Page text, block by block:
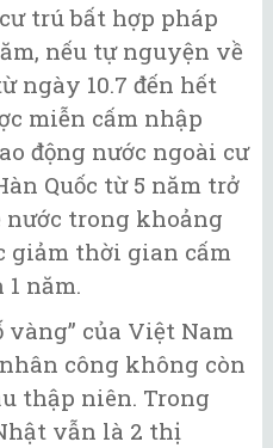
trú bất hợp pháp
nếu tự nguyện về
ngày 10.7 đến hết
miễn cấm nhập
động nước ngoài cư
Quốc từ 5 năm trở
trong khoảng
giảm thời gian cấm
năm.
vàng” của Việt Nam
công không còn
thập niên. Trong
vẫn là 2 thị